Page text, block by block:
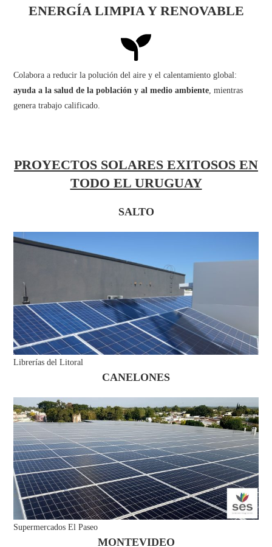
ENERGÍA LIMPIA Y RENOVABLE
Colabora a reducir la polución del aire y el calentamiento global:
ayuda a la salud de la población y al medio ambiente, mientras
genera trabajo calificado.
PROYECTOS SOLARES EXITOSOS EN
TODO EL URUGUAY
SALTO
Librerías del Litoral
CANELONES
Supermercados El Paseo
MONTEVIDEO